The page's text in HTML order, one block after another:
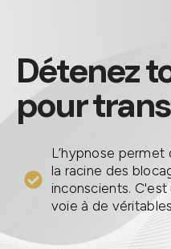
Détenez
pour
L’hypnose permet
la racine des
inconscients.
voie à de